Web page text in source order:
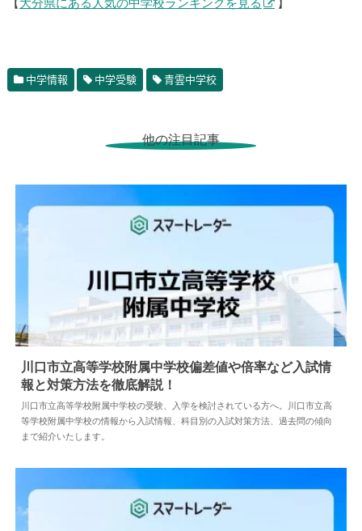
【 大分県にある人気の中学校ランキングを見る 】
中学情報 中学受験 青雲中学校
他の注目記事
中学情報 2024.04.18
川口市立高等学校附属中学校偏差値や倍率など入試情
報と対策方法を徹底解説！
川口市立高等学校附属中学校の受験、入学を検討されている方へ。川口市立高
等学校附属中学校の情報から入試情報、科目別の入試対策方法、過去問の傾向
まで紹介いたします。